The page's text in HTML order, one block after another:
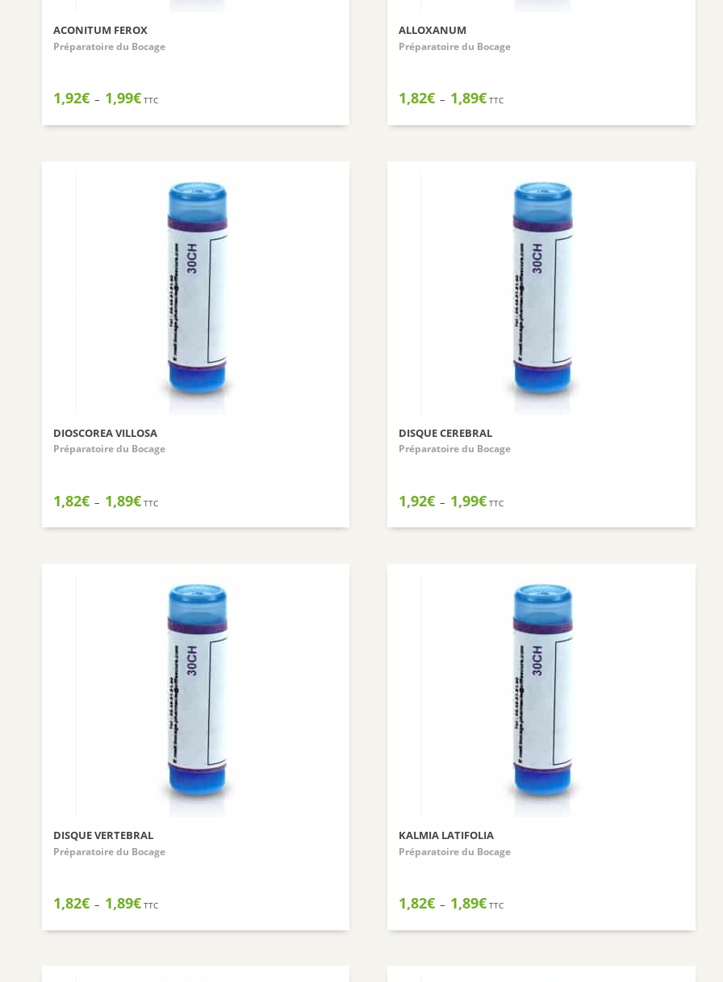
ACONITUM FEROX
Préparatoire du Bocage
1,92€ – 1,99€Plage
prix :
TTC
ALLOXANUM
Préparatoire du Bocage
1,82€ – 1,89€Plage
prix :
TTC
DIOSCOREA VILLOSA
Préparatoire du Bocage
1,82€ – 1,89€Plage
prix :
TTC
DISQUE CEREBRAL
Préparatoire du Bocage
1,92€ – 1,99€Plage
prix :
TTC
DISQUE VERTEBRAL
Préparatoire du Bocage
1,82€ – 1,89€Plage
prix :
TTC
KALMIA LATIFOLIA
Préparatoire du Bocage
1,82€ – 1,89€Plage
prix :
TTC